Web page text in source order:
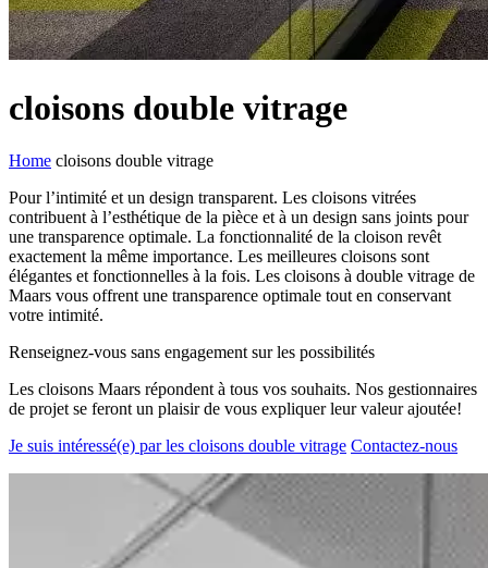
cloisons double vitrage
Home cloisons double vitrage
Pour l’intimité et un design transparent. Les cloisons vitrées
contribuent à l’esthétique de la pièce et à un design sans joints pour
une transparence optimale. La fonctionnalité de la cloison revêt
exactement la même importance. Les meilleures cloisons sont
élégantes et fonctionnelles à la fois. Les cloisons à double vitrage de
Maars vous offrent une transparence optimale tout en conservant
votre intimité.
Renseignez-vous sans engagement sur les possibilités
Les cloisons Maars répondent à tous vos souhaits. Nos gestionnaires
de projet se feront un plaisir de vous expliquer leur valeur ajoutée!
Je suis intéressé(e) par les cloisons double vitrage Contactez-nous